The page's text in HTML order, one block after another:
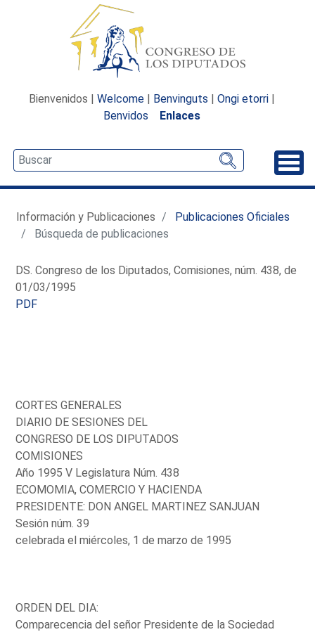
Bienvenidos | Welcome | Benvinguts | Ongi etorri |
Benvidos
Enlaces
Información y Publicaciones
Publicaciones Oficiales
Búsqueda de publicaciones
DS. Congreso de los Diputados, Comisiones, núm. 438, de
01/03/1995
PDF
CORTES GENERALES
DIARIO DE SESIONES DEL
CONGRESO DE LOS DIPUTADOS
COMISIONES
Año 1995 V Legislatura Núm. 438
ECOMOMIA, COMERCIO Y HACIENDA
PRESIDENTE: DON ANGEL MARTINEZ SANJUAN
Sesión núm. 39
celebrada el miércoles, 1 de marzo de 1995
ORDEN DEL DIA:
Comparecencia del señor Presidente de la Sociedad